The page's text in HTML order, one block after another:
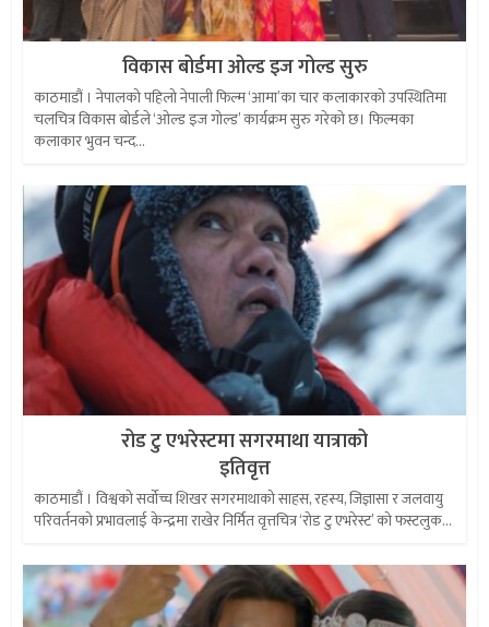
विकास बोर्डमा ओल्ड इज गोल्ड सुरु
काठमाडौं । नेपालको पहिलो नेपाली फिल्म ‘आमा’का चार कलाकारको उपस्थितिमा
चलचित्र विकास बोर्डले ‘ओल्ड इज गोल्ड’ कार्यक्रम सुरु गरेको छ। फिल्मका
कलाकार भुवन चन्द...
रोड टु एभरेस्टमा सगरमाथा यात्राको
इतिवृत्त
काठमाडौं । विश्वको सर्वोच्च शिखर सगरमाथाको साहस, रहस्य, जिज्ञासा र जलवायु
परिवर्तनको प्रभावलाई केन्द्रमा राखेर निर्मित वृत्तचित्र ‘रोड टु एभरेस्ट’ को फस्टलुक...